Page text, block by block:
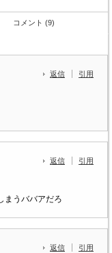
コメント (9)
返信 引用
返信 引用
まうババアだろ
返信 引用